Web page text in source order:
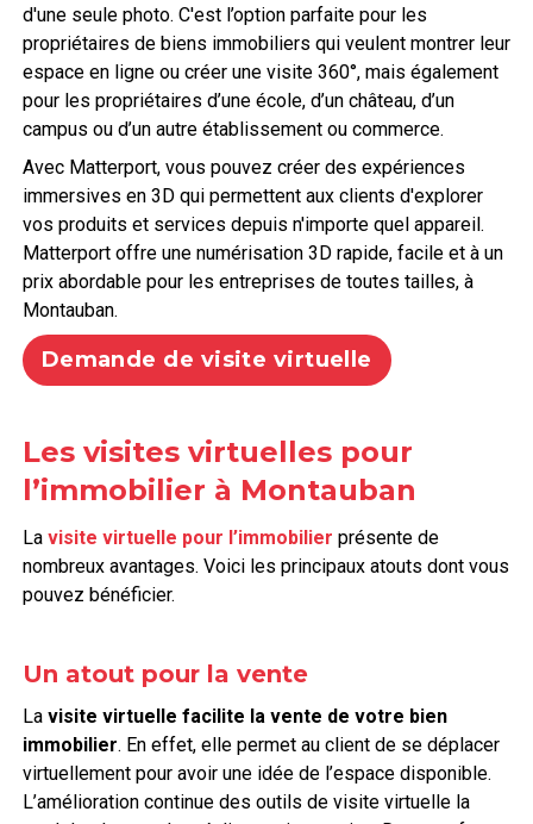
d'une seule photo. C'est l’option parfaite pour les
propriétaires de biens immobiliers qui veulent montrer leur
espace en ligne ou créer une visite 360°, mais également
pour les propriétaires d’une école, d’un château, d’un
campus ou d’un autre établissement ou commerce.
Avec Matterport, vous pouvez créer des expériences
immersives en 3D qui permettent aux clients d'explorer
vos produits et services depuis n'importe quel appareil.
Matterport offre une numérisation 3D rapide, facile et à un
prix abordable pour les entreprises de toutes tailles, à
Montauban.
Demande de visite virtuelle
Les visites virtuelles pour
l’immobilier à Montauban
La visite virtuelle pour l’immobilier présente de
nombreux avantages. Voici les principaux atouts dont vous
pouvez bénéficier.
Un atout pour la vente
La visite virtuelle facilite la vente de votre bien
immobilier. En effet, elle permet au client de se déplacer
virtuellement pour avoir une idée de l’espace disponible.
L’amélioration continue des outils de visite virtuelle la